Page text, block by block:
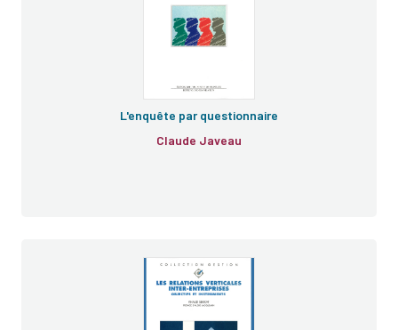
L'enquête par questionnaire
Claude Javeau